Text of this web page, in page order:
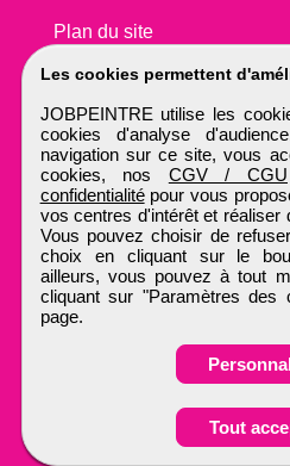
Obtenir
Les cookies permettent
JOBPEINTRE utilise les
cookies d'analyse
navigation sur ce site, vous
cookies, nos CGV / CGU
confidentialitépour vous
vos centres d'intérêt et réaliser
Vous pouvez choisir de
choix en cliquant sur le
ailleurs, vous pouvez à tout
cliquant sur "Paramètres
page.
Tout
Plan du site